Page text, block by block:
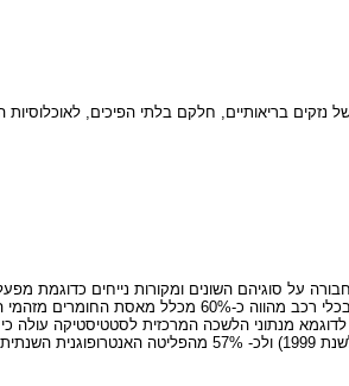
נזקים בריאותיים, חלקם בלתי הפיכים,
על סוגיהם השונים ומקורות נייחים כדוגמת